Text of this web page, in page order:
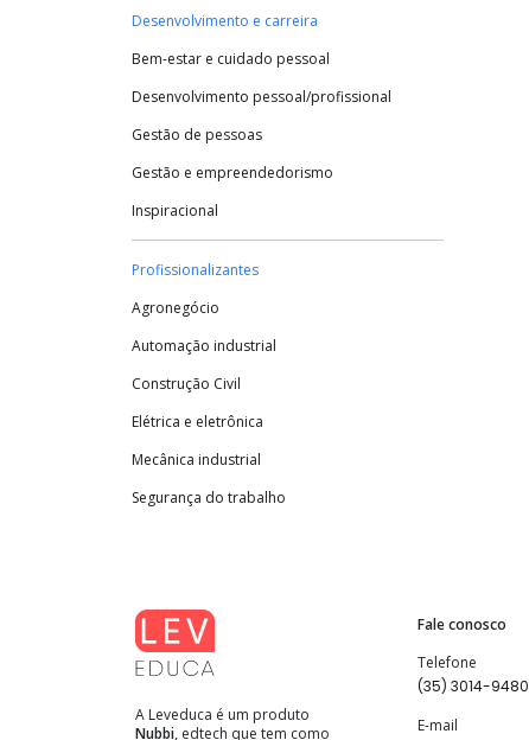
Desenvolvimento e carreira
Bem-estar e cuidado pessoal
Desenvolvimento pessoal/profissional
Gestão de pessoas
Gestão e empreendedorismo
Inspiracional
Profissionalizantes
Agronegócio
Automação industrial
Construção Civil
Elétrica e eletrônica
Mecânica industrial
Segurança do trabalho
A Leveduca é um produto
Nubbi, edtech que tem como
Fale conosco
Telefone
(35) 3014-9480
E-mail